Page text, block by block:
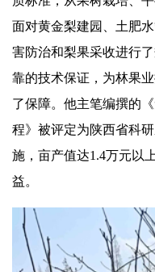
面对黄金梨建园、土肥
害防治和梨果采收进行
靠的技术保证，为林果
了保障。他主笔编撰的
程》被评定为陕西省科
施，亩产值达1.4万元以
益。